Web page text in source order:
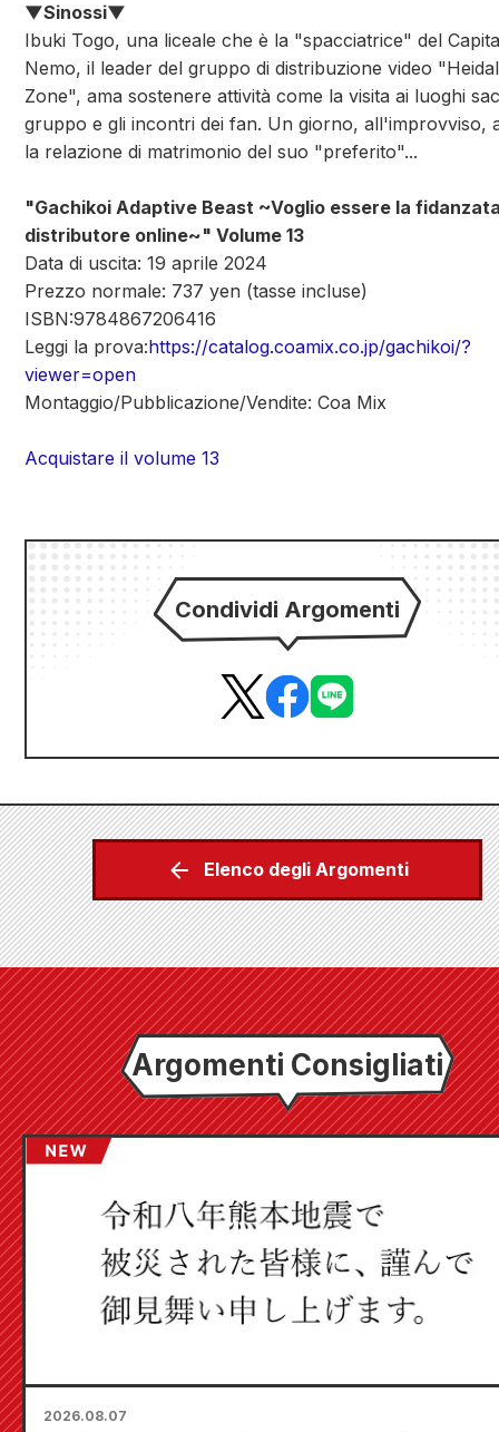
▼Sinossi▼
Ibuki Togo, una liceale che è la "spacciatrice" del
Nemo, il leader del gruppo di distribuzione video "Heidal
Zone", ama sostenere attività come la visita ai luoghi
gruppo e gli incontri dei fan. Un giorno, all'improvviso,
la relazione di matrimonio del suo "preferito"...
"Gachikoi Adaptive Beast ~Voglio essere la
distributore online~" Volume 13
Data di uscita: 19 aprile 2024
Prezzo normale: 737 yen (tasse incluse)
ISBN:9784867206416
Leggi la prova:https://catalog.coamix.co.jp/gachikoi/?
viewer=open
Montaggio/Pubblicazione/Vendite: Coa Mix
Acquistare il volume 13
Condividi Argomenti
Elenco degli Argomenti
Argomenti Consigliati
2026.08.07